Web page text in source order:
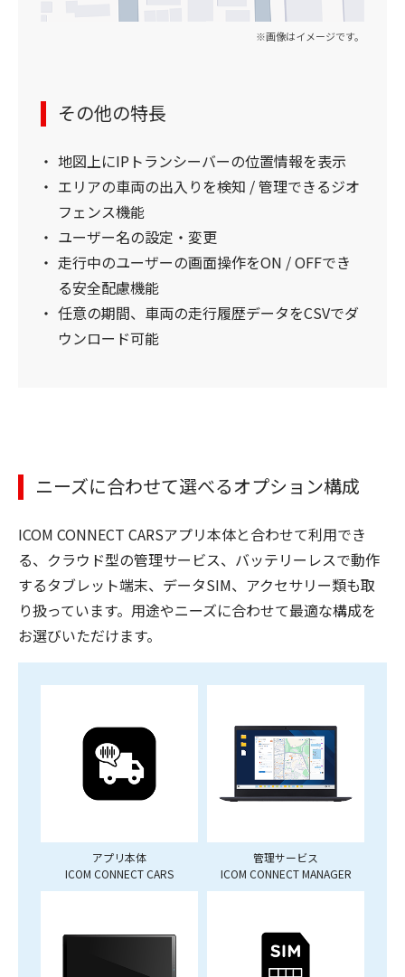
※画像はイメージです。
その他の特長
地図上にIPトランシーバーの位置情報を表示
エリアの車両の出入りを検知 / 管理できるジオ
フェンス機能
ユーザー名の設定・変更
走行中のユーザーの画面操作をON / OFFでき
る安全配慮機能
任意の期間、車両の走行履歴データをCSVでダ
ウンロード可能
ニーズに合わせて選べるオプション構成
ICOM CONNECT CARSアプリ本体と合わせて利用でき
る、クラウド型の管理サービス、バッテリーレスで動作
するタブレット端末、データSIM、アクセサリー類も取
り扱っています。用途やニーズに合わせて最適な構成を
お選びいただけます。
アプリ本体
ICOM CONNECT CARS
管理サービス
ICOM CONNECT MANAGER